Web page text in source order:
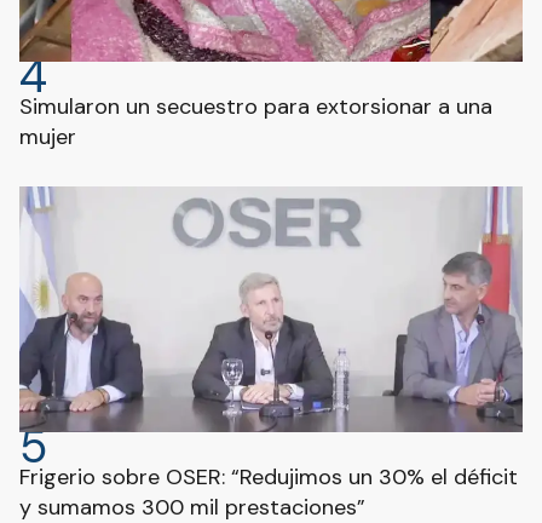
4
Simularon un secuestro para extorsionar a una
mujer
5
Frigerio sobre OSER: “Redujimos un 30% el déficit
y sumamos 300 mil prestaciones”